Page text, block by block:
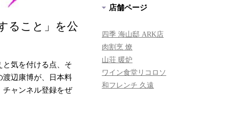
ること」を公
気を付ける点、そ
渡辺康博が、日本料
チャンネル登録をぜ
店舗ページ
四季 海山邸 ARK店
肉割烹 燎
山荘 暖炉
ワイン食堂リコロソ
和フレンチ 久遠